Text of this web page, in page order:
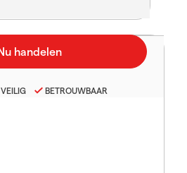
VEILIG BETROUWBAAR